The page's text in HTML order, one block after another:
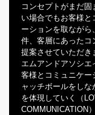
コンセプトがまだ固
い場合でもお客様と
ーションを取ながら
件、客層にあったコ
提案させていただき
エムアンドアソシエ
客様とコミュニケー
ャッチボールをしな
を体現していく（
COMMUNICATION